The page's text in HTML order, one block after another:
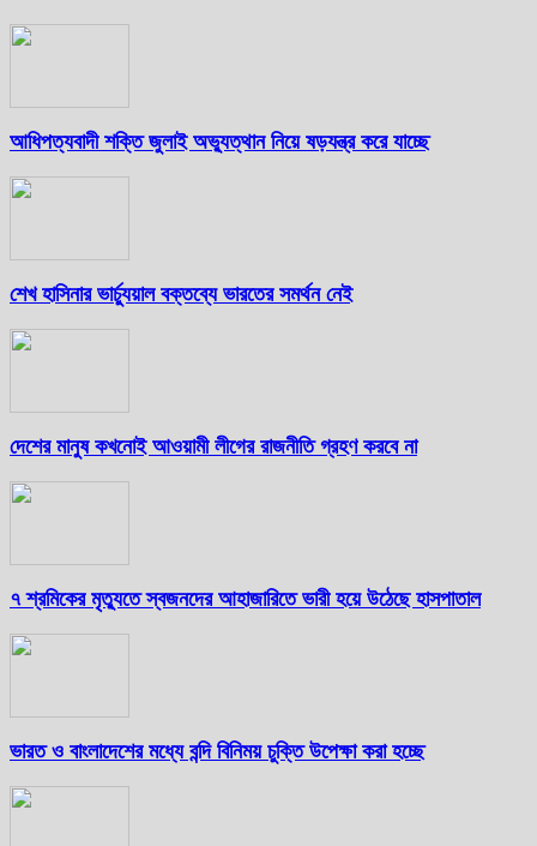
আধিপত্যবাদী শক্তি জুলাই অভ্যুত্থান নিয়ে ষড়যন্ত্র করে যাচ্ছে
শেখ হাসিনার ভার্চ্যুয়াল বক্তব্যে ভারতের সমর্থন নেই
দেশের মানুষ কখনোই আওয়ামী লীগের রাজনীতি গ্রহণ করবে না
৭ শ্রমিকের মৃত্যুতে স্বজনদের আহাজারিতে ভারী হয়ে উঠেছে হাসপাতাল
ভারত ও বাংলাদেশের মধ্যে বন্দি বিনিময় চুক্তি উপেক্ষা করা হচ্ছে